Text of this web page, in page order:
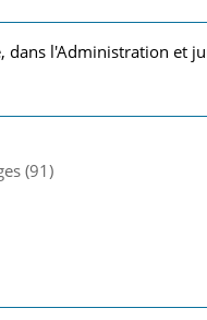
dans l'Administration et
(91)